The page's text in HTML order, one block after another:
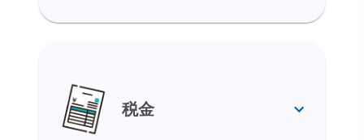
税金